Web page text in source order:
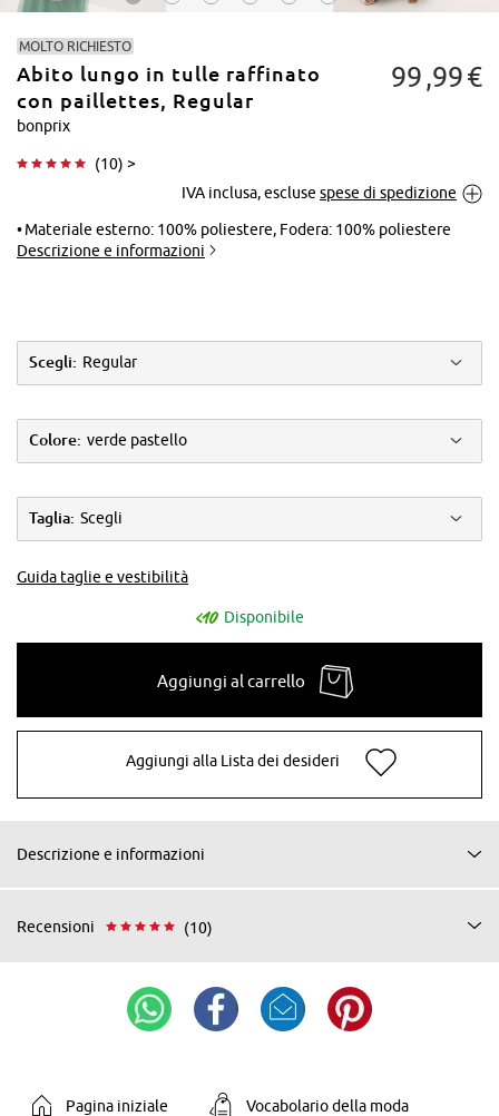
ingrandire
MOLTO RICHIESTO
Abito lungo in tulle raffinato
con paillettes, Regular
bonprix
(10) >
99 99€
IVA inclusa, escluse spese di spedizione
Materiale esterno: 100% poliestere, Fodera: 100% poliestere
Descrizione e informazioni
Scegli: Regular
Colore: verde pastello
Taglia: Scegli
Guida taglie e vestibilità
Disponibile
Aggiungi al carrello
Aggiungi alla Lista dei desideri
Descrizione e informazioni
Recensioni (10)
Pagina iniziale Vocabolario della moda